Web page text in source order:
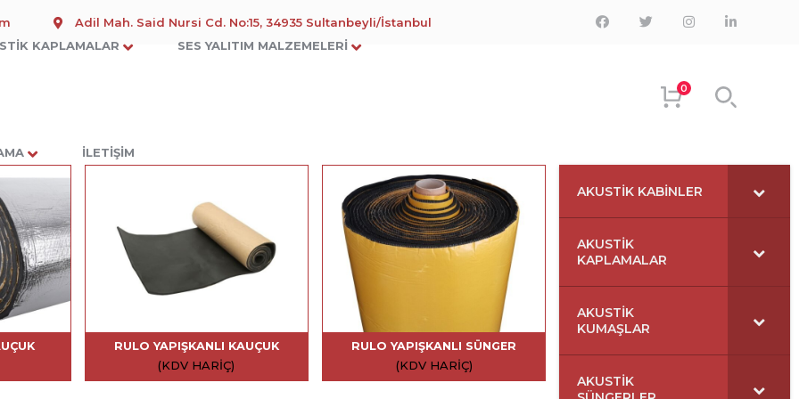
Adil Mah. Said Nursi Cd. No:15, 34935 Sultanbeyli/İstanbul
FacebookTwitterInstagramLinkedIn
KAPLAMALAR SES YALITIM MALZEMELERI
İLETIŞIM
0
RULO YAPIŞKANLI KAUÇUK
(KDV HARIÇ)
RULO YAPIŞKANLI SÜNGER
(KDV HARIÇ)
AKUSTIK KABINLER
AKUSTIK
KAPLAMALAR
AKUSTIK
KUMAŞLAR
AKUSTIK